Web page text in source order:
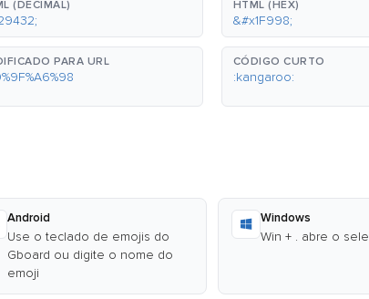
(DECIMAL) HTML (HEX)
&#x1F998;
PARA URL CÓDIGO CURTO
:kangaroo:
Android
Use o teclado de emojis do
Gboard ou digite o nome do
emoji
Windows
Win + . abre o